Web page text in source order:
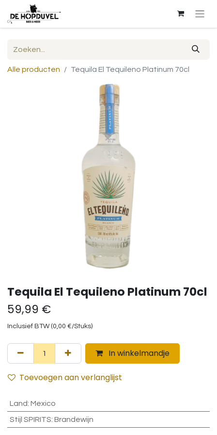
Alle producten Tequila El Tequileno Platinum 70cl
Tequila El Tequileno Platinum 70cl
59,99 €
Inclusief BTW (0,00 €/Stuks)
In winkelmandje
Toevoegen aan verlanglijst
Land: Mexico
Stijl SPIRITS: Brandewijn